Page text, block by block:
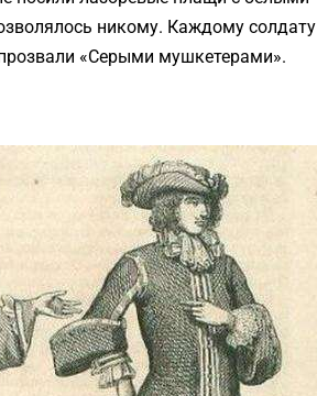
никому. Каждому солдату
«Серыми мушкетерами».